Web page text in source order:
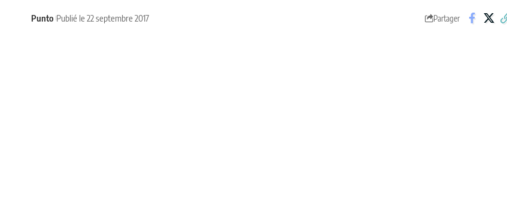
Punto Publié le 22 septembre 2017 Partager